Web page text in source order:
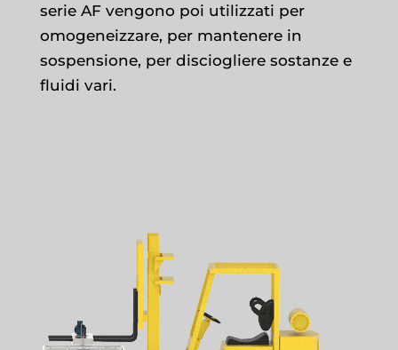
serie AF vengono poi utilizzati per
omogeneizzare, per mantenere in
sospensione, per disciogliere sostanze e
fluidi vari.